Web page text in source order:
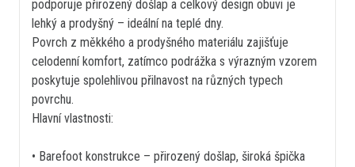
podporuje přirozený došlap a celkový design obuvi je
lehký a prodyšný – ideální na teplé dny.
Povrch z měkkého a prodyšného materiálu zajišťuje
celodenní komfort, zatímco podrážka s výrazným vzorem
poskytuje spolehlivou přilnavost na různých typech
povrchu.
Hlavní vlastnosti:
• Barefoot konstrukce – přirozený došlap, široká špička